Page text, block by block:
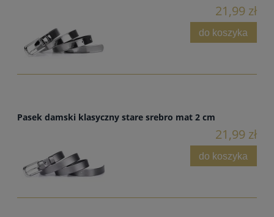
21,99 zł
do koszyka
Pasek damski klasyczny stare srebro mat 2 cm
21,99 zł
do koszyka